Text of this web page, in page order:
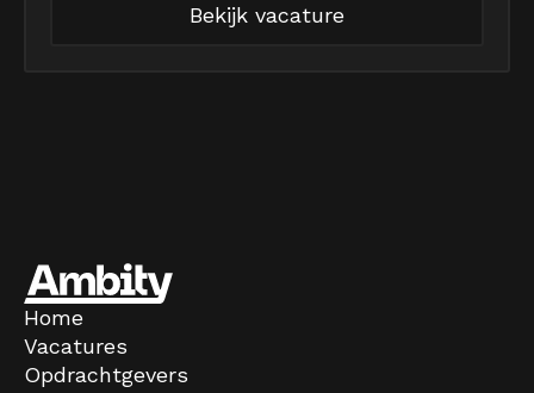
Bekijk vacature
Home
Vacatures
Opdrachtgevers